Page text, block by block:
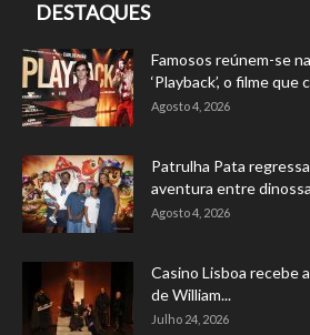
DESTAQUES
Famosos reúnem-se
‘Playback’, o filme que
Agosto 4, 2026
Patrulha Pata
aventura entre
Agosto 4, 2026
Casino Lisboa recebe
de William...
Julho 24, 2026